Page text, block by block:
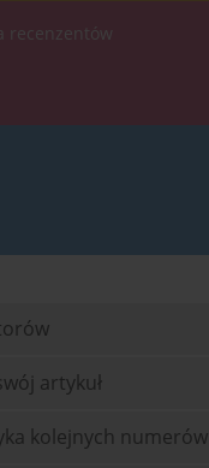
recenzentów
artykuł
kolejnych numerów